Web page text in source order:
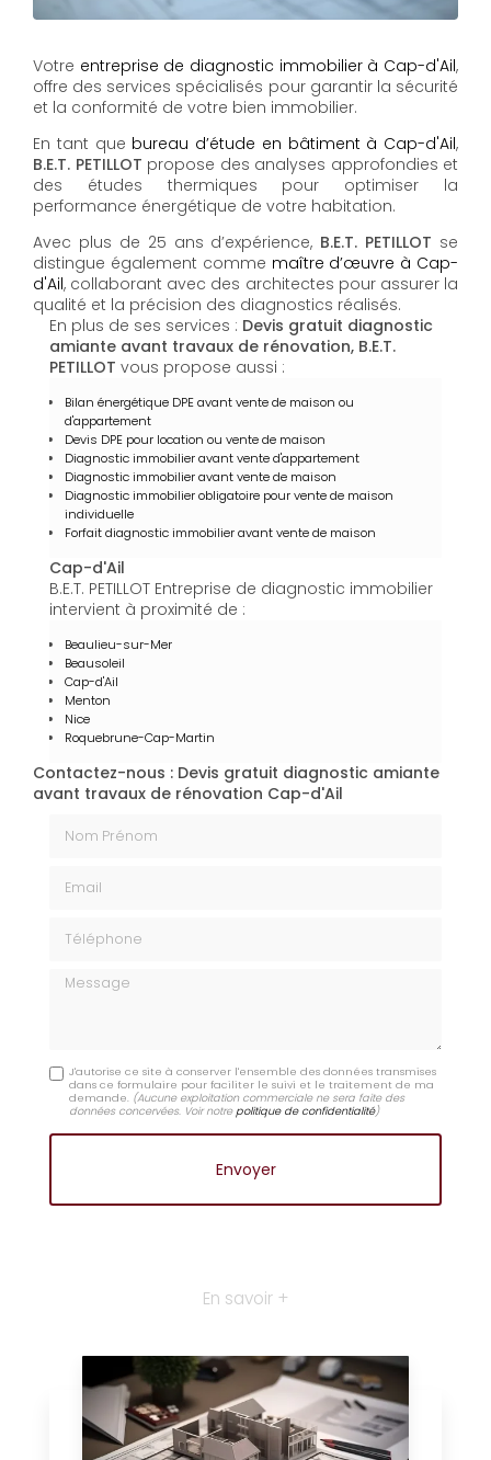
Votre entreprise de diagnostic immobilier à Cap-d'Ail,
offre des services spécialisés pour garantir la sécurité
et la conformité de votre bien immobilier.
En tant que bureau d’étude en bâtiment à Cap-d'Ail,
B.E.T. PETILLOT propose des analyses approfondies et
des études thermiques pour optimiser la
performance énergétique de votre habitation.
Avec plus de 25 ans d’expérience, B.E.T. PETILLOT se
distingue également comme maître d’œuvre à Cap-
d'Ail, collaborant avec des architectes pour assurer la
qualité et la précision des diagnostics réalisés.
En plus de ses services : Devis gratuit diagnostic
amiante avant travaux de rénovation, B.E.T.
PETILLOT vous propose aussi :
Bilan énergétique DPE avant vente de maison ou
d'appartement
Devis DPE pour location ou vente de maison
Diagnostic immobilier avant vente d'appartement
Diagnostic immobilier avant vente de maison
Diagnostic immobilier obligatoire pour vente de maison
individuelle
Forfait diagnostic immobilier avant vente de maison
Cap-d'Ail
B.E.T. PETILLOT Entreprise de diagnostic immobilier
intervient à proximité de :
Beaulieu-sur-Mer
Beausoleil
Cap-d'Ail
Menton
Nice
Roquebrune-Cap-Martin
Contactez-nous : Devis gratuit diagnostic amiante
avant travaux de rénovation Cap-d'Ail
Message
J'autorise ce site à conserver l'ensemble des données transmises
dans ce formulaire pour faciliter le suivi et le traitement de ma
demande. (Aucune exploitation commerciale ne sera faite des
données concervées. Voir notrepolitique de confidentialité)
En savoir +